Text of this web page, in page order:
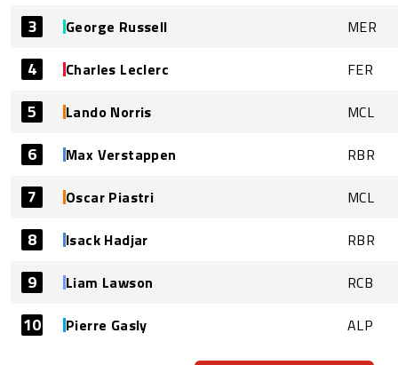
3 George Russell MER
4 Charles Leclerc FER
5 Lando Norris MCL
6 Max Verstappen RBR
7 Oscar Piastri MCL
8 Isack Hadjar RBR
9 Liam Lawson RCB
10 Pierre Gasly ALP